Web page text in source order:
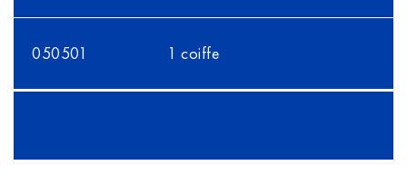
050501 1 coiffe